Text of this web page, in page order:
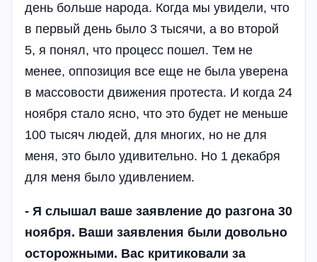
день больше народа. Когда мы увидели, что
в первый день было 3 тысячи, а во второй
5, я понял, что процесс пошел. Тем не
менее, оппозиция все еще не была уверена
в массовости движения протеста. И когда 24
ноября стало ясно, что это будет не меньше
100 тысяч людей, для многих, но не для
меня, это было удивительно. Но 1 декабря
для меня было удивлением.
- Я слышал ваше заявление до разгона 30
ноября. Ваши заявления были довольно
осторожными. Вас критиковали за